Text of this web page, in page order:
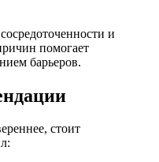
и
помогает
барьеров.
стоит